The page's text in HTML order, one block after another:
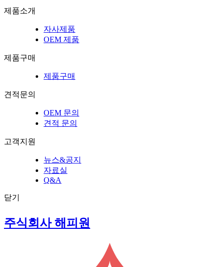
제품소개
자사제품
OEM 제품
제품구매
제품구매
견적문의
OEM 문의
견적 문의
고객지원
뉴스&공지
자료실
Q&A
닫기
주식회사 해피원